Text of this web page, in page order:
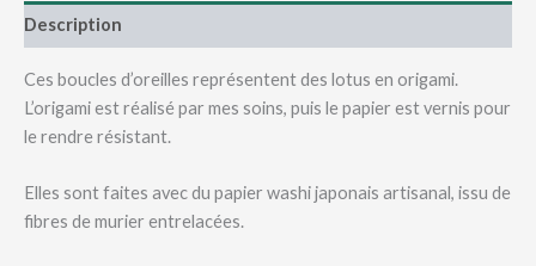
dorés
Description
Ces boucles d’oreilles représentent des lotus en origami.
L’origami est réalisé par mes soins, puis le papier est vernis pour
le rendre résistant.
Elles sont faites avec du papier washi japonais artisanal, issu de
fibres de murier entrelacées.